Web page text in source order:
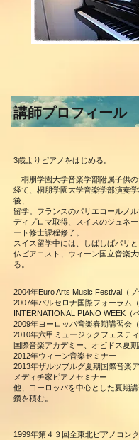
講師プロフィール
3歳よりピアノをはじめる。
「桐朋学園大学音楽学部附属子供
経て、 桐朋学園大学音楽学部演奏
後
留学。フランスのパリエコールノ
ディプロマ取得、スイスのジュネ
ート修士課程修了。
スイス留学中には、しばしばパリ
仏ピアニスト、ウィーン国立音楽
る。
2004年Euro Arts Music Festival（プ
2007年バルセロナ国際フォーラム（
INTERNATIONAL PIANO WEEK（
2009年ヨーロッパ音楽春期講習会
2010年六甲ミュージックフェステ
国際音楽アカデミー、オビドス夏期
2012年ウィーン音楽セミナー
2013年ザルツブルグ夏期国際音楽
メディチ家ピアノセミナー
他、ヨーロッパを中心とした夏期
鑽を積む。
1999年第４３回全東北ピアノコン